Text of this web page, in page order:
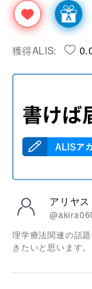
獲得ALIS:
アリヤス
理学療法関連の話
きたいと思います。